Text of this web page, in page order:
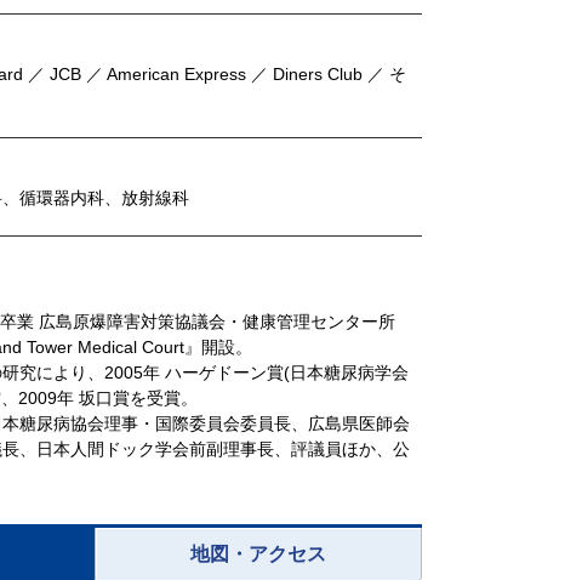
／ JCB ／ American Express ／ Diners Club ／ そ
循環器内科、放射線科
業 広島原爆障害対策協議会・健康管理センター所
Tower Medical Court』開設。
究により、2005年 ハーゲドーン賞(日本糖尿病学会
2009年 坂口賞を受賞。
糖尿病協会理事・国際委員会委員長、広島県医師会
、日本人間ドック学会前副理事長、評議員ほか、公
地図・アクセス